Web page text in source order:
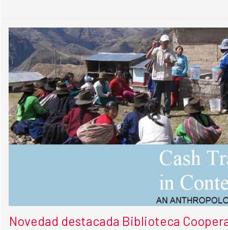
Novedad destacada Biblioteca